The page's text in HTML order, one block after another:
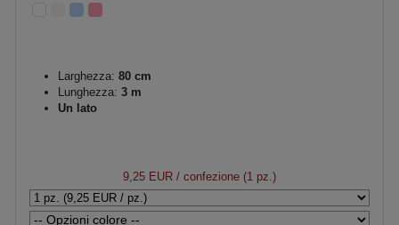
Larghezza: 80 cm
Lunghezza: 3 m
Un lato
9,25 EUR / confezione (1 pz.)